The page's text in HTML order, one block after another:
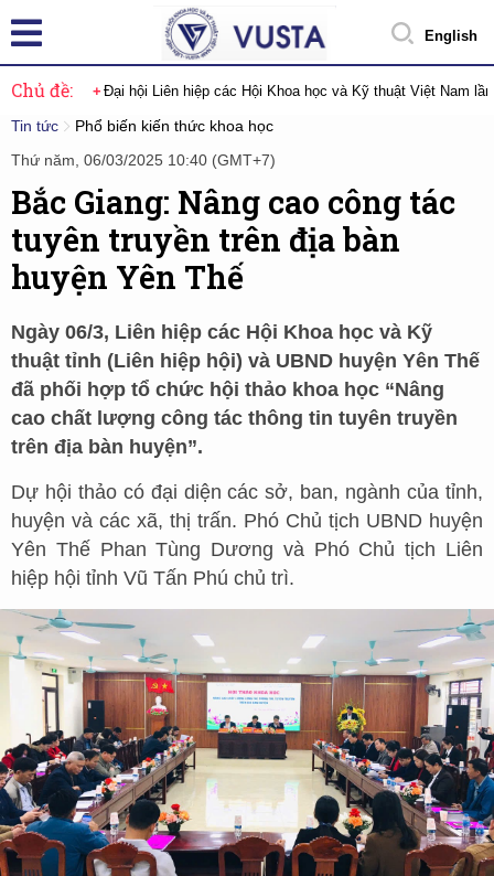
English
Chủ đề: Đại hội Liên hiệp các Hội Khoa học và Kỹ thuật Việt Nam
Tin tức
Phổ biến kiến thức khoa học
Thứ năm, 06/03/2025 10:40 (GMT+7)
Bắc Giang: Nâng cao công tác
tuyên truyền trên địa bàn
huyện Yên Thế
Ngày 06/3, Liên hiệp các Hội Khoa học và Kỹ
thuật tỉnh (Liên hiệp hội) và UBND huyện Yên Thế
đã phối hợp tổ chức hội thảo khoa học “Nâng
cao chất lượng công tác thông tin tuyên truyền
trên địa bàn huyện”.
Dự hội thảo có đại diện các sở, ban, ngành của tỉnh,
huyện và các xã, thị trấn. Phó Chủ tịch UBND huyện
Yên Thế Phan Tùng Dương và Phó Chủ tịch Liên
hiệp hội tỉnh Vũ Tấn Phú chủ trì.